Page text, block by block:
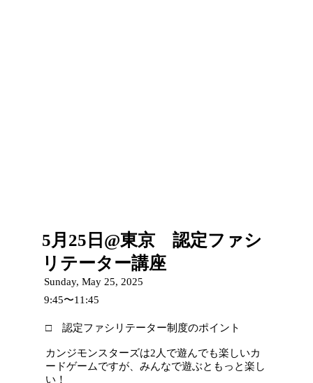
5月25日@東京 認定ファシ
リテーター講座
□ 認定ファシリテーター制度のポイント
カンジモンスターズは2人で遊んでも楽しいカ
ードゲームですが、みんなで遊ぶともっと楽し
い！
Sunday, May 25, 2025
9:45〜11:45